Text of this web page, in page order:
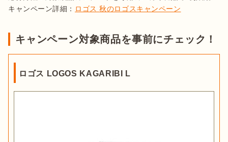
キャンペーン詳細： ロゴス 秋のロゴスキャンペーン
キャンペーン対象商品を事前にチェック！
ロゴス LOGOS KAGARIBI L